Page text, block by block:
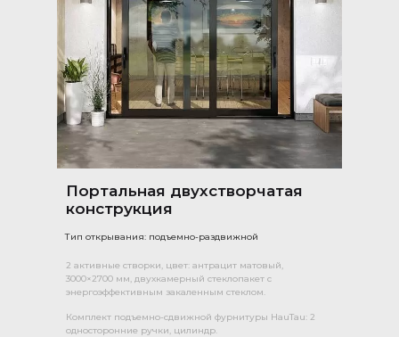
Портальная двухстворчатая
конструкция
Тип открывания: подъемно-раздвижной
2 активные створки, цвет: антрацит матовый,
3000×2700 мм, двухкамерный стеклопакет с
энергоэффективным закаленным стеклом.
Комплект подъемно-сдвижной фурнитуры HauTau: 2
односторонние ручки, цилиндр.